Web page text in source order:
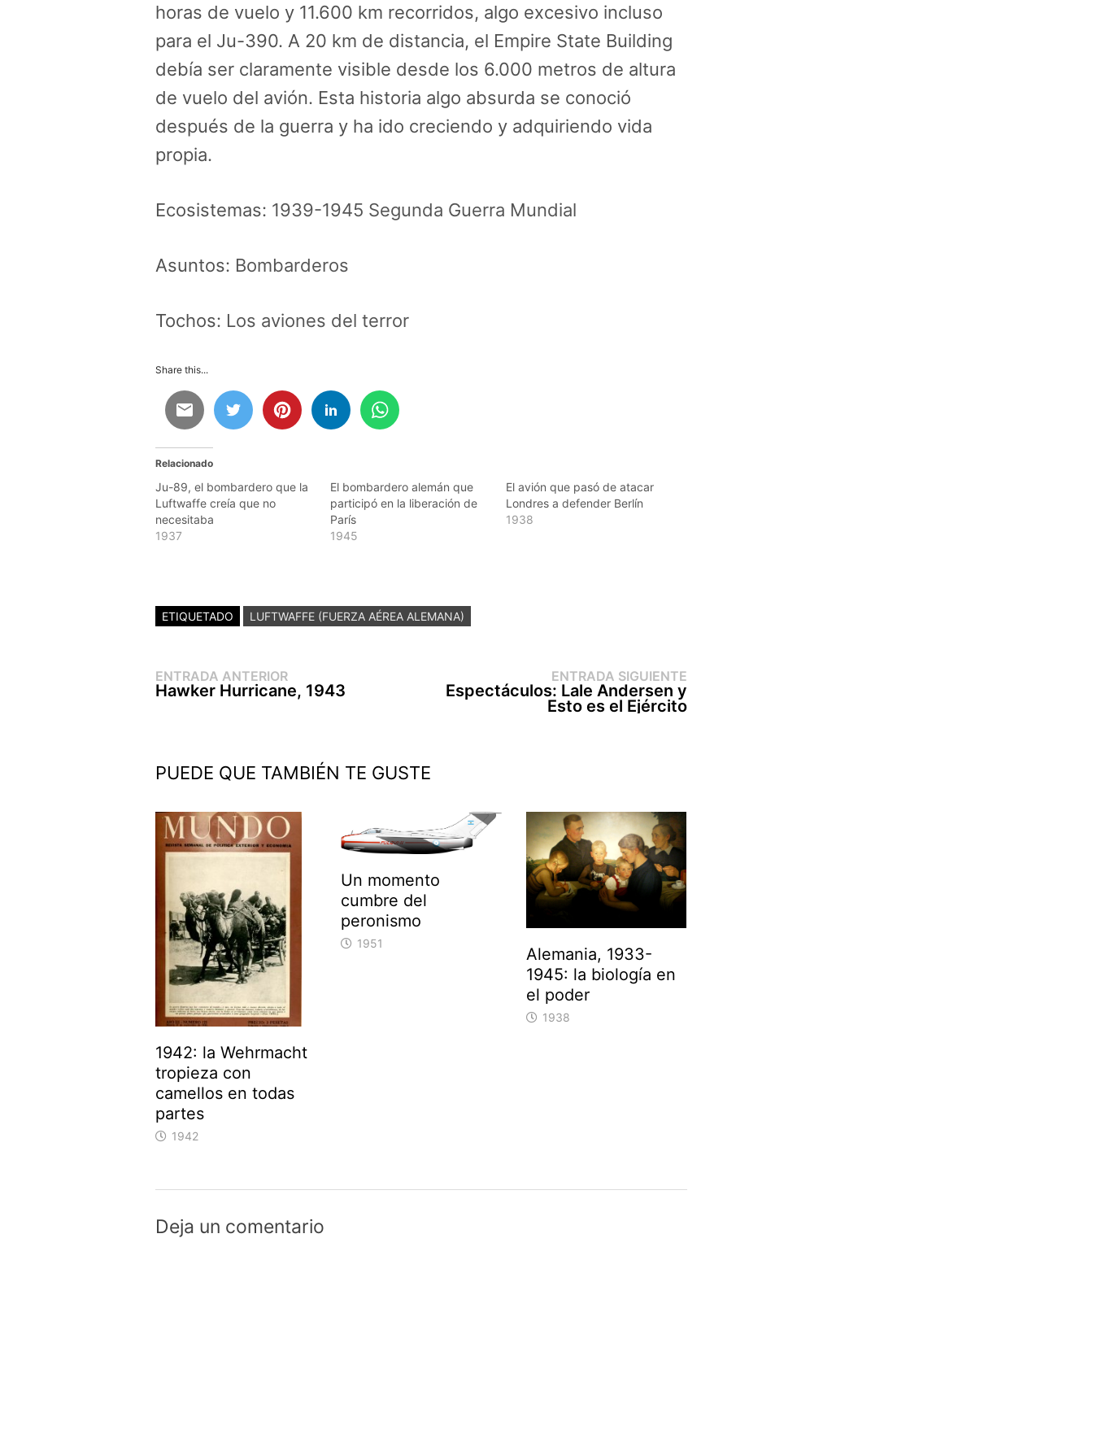
horas de vuelo y 11.600 km recorridos, algo excesivo incluso
para el Ju-390. A 20 km de distancia, el Empire State Building
debía ser claramente visible desde los 6.000 metros de altura
de vuelo del avión. Esta historia algo absurda se conoció
después de la guerra y ha ido creciendo y adquiriendo vida
propia.
Ecosistemas: 1939-1945 Segunda Guerra Mundial
Asuntos: Bombarderos
Tochos: Los aviones del terror
Share this...
Relacionado
Ju-89, el bombardero que la
Luftwaffe creía que no
necesitaba
1937
El bombardero alemán que
participó en la liberación de
París
1945
El avión que pasó de atacar
Londres a defender Berlín
1938
ETIQUETADO LUFTWAFFE (FUERZA AÉREA ALEMANA)
Navegación
de
ENTRADA ANTERIOREntrada
anterior:
Hawker Hurricane, 1943
ENTRADA SIGUIENTEEntrada
siguiente:
Espectáculos: Lale Andersen y
Esto es el Ejército
PUEDE QUE TAMBIÉN TE GUSTE
1942: la Wehrmacht
tropieza con
camellos en todas
partes
1942
Un momento
cumbre del
peronismo
1951
Alemania, 1933-
1945: la biología en
el poder
1938
Deja un comentario